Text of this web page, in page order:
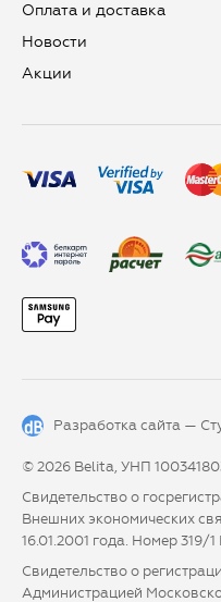
Оплата и доставка
Новости
Aкции
Разработка сайта —
© 2026 Belita, УНП
Свидетельство о
Внешних экономических
16.01.2001 года. Номер 319/
Свидетельство о
Администрацией